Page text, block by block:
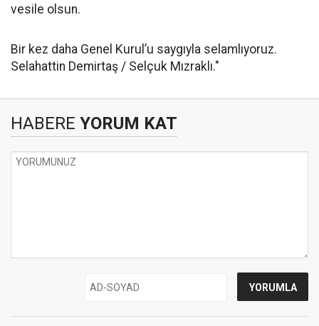
vesile olsun.
Bir kez daha Genel Kurul’u saygıyla selamlıyoruz.
Selahattin Demirtaş / Selçuk Mızraklı."
HABERE YORUM KAT